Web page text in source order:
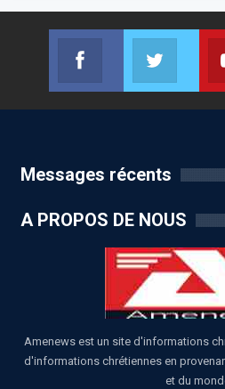
Facebook
Join us on Facebook
Join
Messages récents
A PROPOS DE NOUS
Amenews est un site d'informations
d'informations chrétiennes en
et du